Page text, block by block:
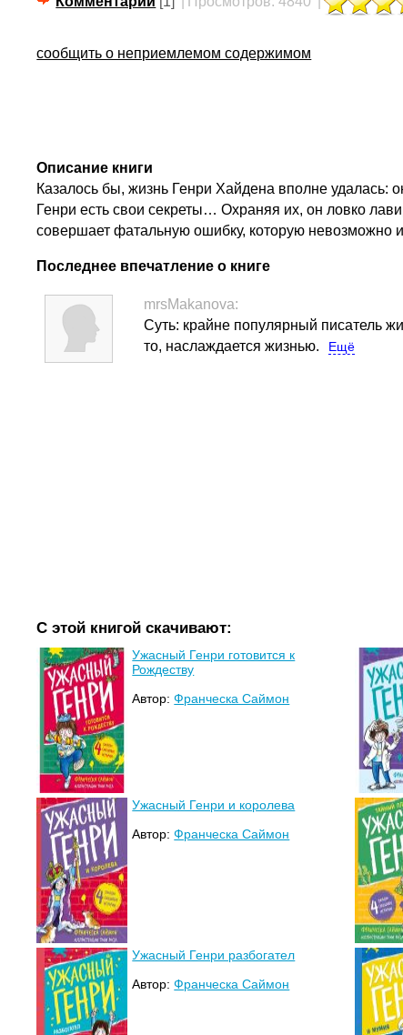
сообщить о неприемлемом содержимом
Описание книги
Казалось бы, жизнь Генри Хайдена вполне удалась:
Генри есть свои секреты… Охраняя их, он ловко
совершает фатальную ошибку, которую невозможно
Последнее впечатление о книге
mrsMakanova:
Суть: крайне популярный писатель
то, наслаждается жизнью.
Ещё
С этой книгой скачивают:
Ужасный Генри готовится к
Рождеству
Автор:Франческа Саймон
Ужасный Генри и королева
Автор:Франческа Саймон
Ужасный Генри разбогател
Автор:Франческа Саймон